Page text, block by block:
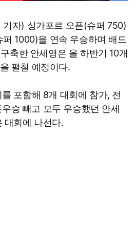
기자) 싱가포르 오픈(슈퍼 750)
1000)을 연속 우승하며 배드
축한 안세영은 올 하반기 10개
펼칠 예정이다.
포함해 8개 대회에 참가, 전
승 빼고 모두 우승했던 안세
대회에 나선다.